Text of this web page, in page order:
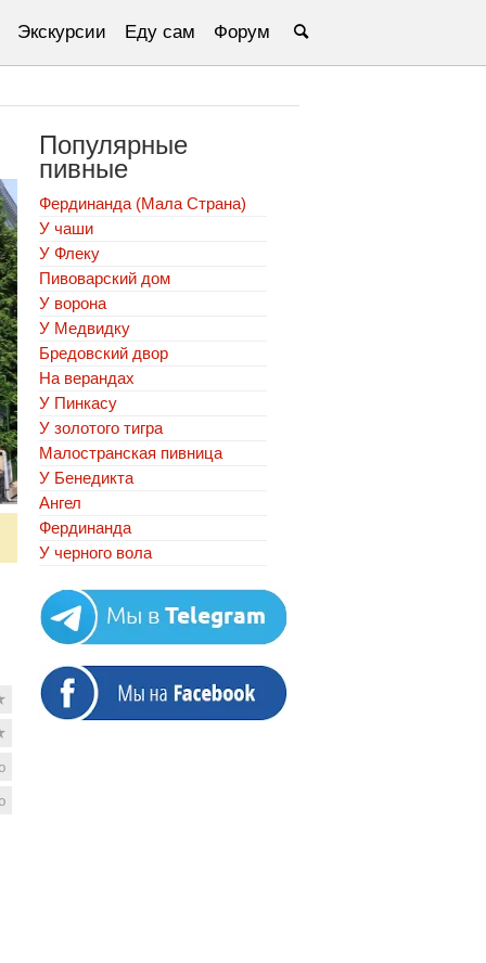
Экскурсии Еду сам Форум
Популярные
пивные
Фердинанда (Мала Страна)
У чаши
У Флеку
Пивоварский дом
У ворона
У Медвидку
Бредовский двор
На верандах
У Пинкасу
У золотого тигра
Малостранская пивница
У Бенедикта
Ангел
Фердинанда
У черного вола